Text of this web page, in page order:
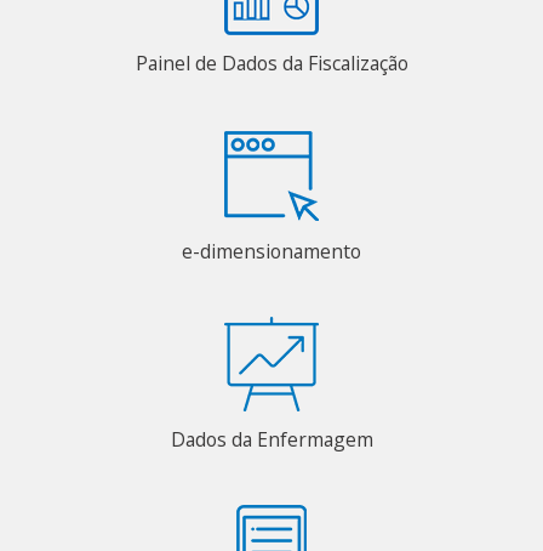
Painel de Dados da Fiscalização
e-dimensionamento
Dados da Enfermagem